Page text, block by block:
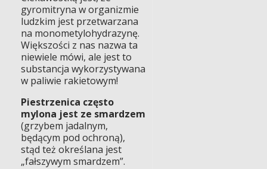
gyromitryna w organizmie
ludzkim jest przetwarzana
na monometylohydrazynę.
Większości z nas nazwa ta
niewiele mówi, ale jest to
substancja wykorzystywana
w paliwie rakietowym!
Piestrzenica często
mylona jest ze smardzem
(grzybem jadalnym,
będącym pod ochroną),
stąd też określana jest
„fałszywym smardzem”.